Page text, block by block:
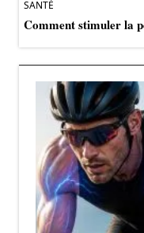
SANTÉ
Comment stimuler la